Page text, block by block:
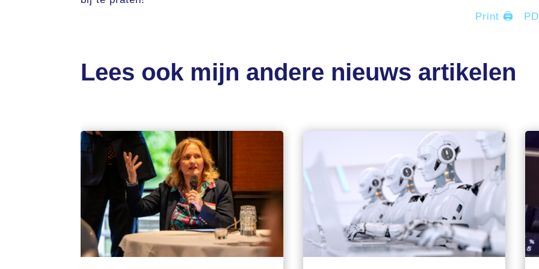
Print 🖨
Lees ook mijn andere nieuws artikelen